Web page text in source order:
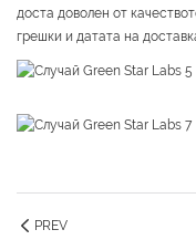
доста доволен от
грешки и датата на
PREV